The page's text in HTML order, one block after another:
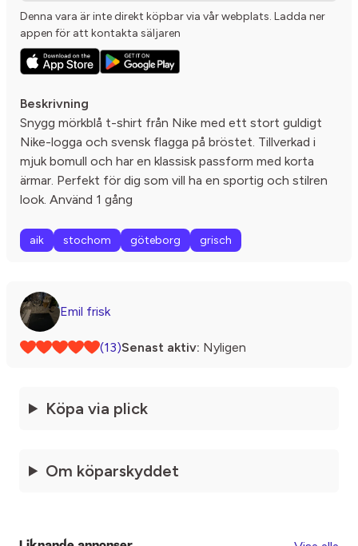
Denna vara är inte direkt köpbar via vår webplats. Ladda ner
appen för att kontakta säljaren
Beskrivning
Snygg mörkblå t-shirt från Nike med ett stort guldigt
Nike-logga och svensk flagga på bröstet. Tillverkad i
mjuk bomull och har en klassisk passform med korta
ärmar. Perfekt för dig som vill ha en sportig och stilren
look. Använd 1 gång
aik stochom göteborg grisch
Emil frisk
(13)Senast aktiv: Nyligen
Köpa via plick
Om köparskyddet